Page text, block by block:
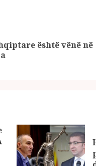
është vënë në